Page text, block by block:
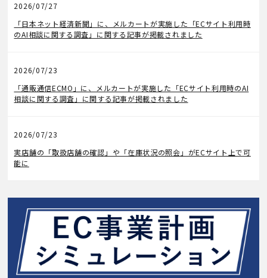
2026/07/27
「日本ネット経済新聞」に、メルカートが実施した「ECサイト利用時
のAI相談に関する調査」に関する記事が掲載されました
2026/07/23
「通販通信ECMO」に、メルカートが実施した「ECサイト利用時のAI
相談に関する調査」に関する記事が掲載されました
2026/07/23
実店舗の「取扱店舗の確認」や「在庫状況の照会」がECサイト上で可
能に